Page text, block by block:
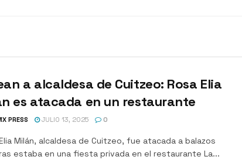
a alcaldesa de Cuitzeo: Rosa Elia
es atacada en un restaurante
PRESS JULIO 13, 2025 0
Milán, alcaldesa de Cuitzeo, fue atacada a balazos
estaba en una fiesta privada en el restaurante La...